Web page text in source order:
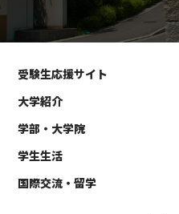
受験生応援サイト
大学紹介
学部・大学院
学生生活
国際交流・留学